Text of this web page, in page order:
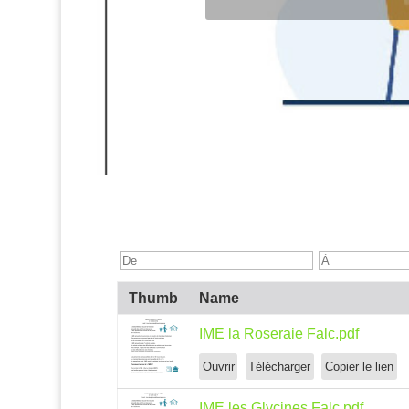
Thumb Name
IME la Roseraie Falc.pdf
Ouvrir Télécharger Copier le lien